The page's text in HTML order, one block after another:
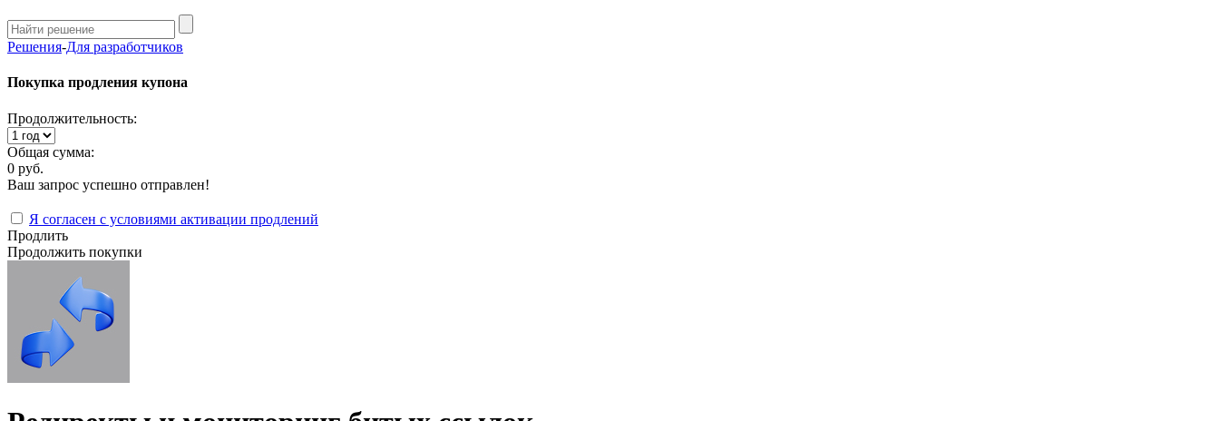
Решения-Для разработчиков
Покупка продления купона
Продолжительность:
Общая сумма:
0 руб.
Ваш запрос успешно отправлен!
Я согласен с условиями активации продлений
Продлить
Продолжить покупки